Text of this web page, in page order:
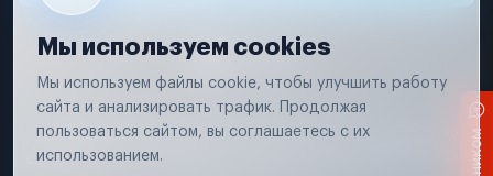
Условия использования
Вся информация, представленная на сайте, носит исключительно
соответствии с положениями статьи 437 (п. 2) Гражданского кодекса
Мы используем cookies
Мы используем файлы cookie, чтобы улучшить работу
сайта и анализировать трафик. Продолжая
пользоваться сайтом, вы соглашаетесь с их
использованием.